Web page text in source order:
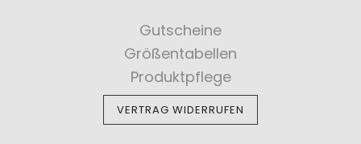
Gutscheine
Größentabellen
Produktpflege
VERTRAG WIDERRUFEN